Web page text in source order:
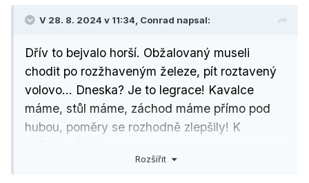
V 28. 8. 2024 v 11:34, Conrad napsal:
Dřív to bejvalo horší. Obžalovaný museli
chodit po rozžhaveným železe, pít roztavený
volovo… Dneska? Je to legrace! Kavalce
máme, stůl máme, záchod máme přímo pod
hubou, poměry se rozhodně zlepšily! K
Rozšířit